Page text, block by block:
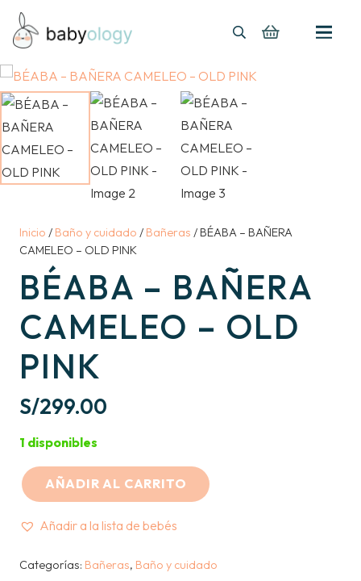
Inicio / Baño y cuidado / Bañeras / BÉABA – BAÑERA
CAMELEO – OLD PINK
BÉABA – BAÑERA
CAMELEO – OLD
PINK
S/299.00
1 disponibles
BÉABA
CAMELEO
AÑADIR AL CARRITO
Añadir a la lista de bebés
Categorías: Bañeras, Baño y cuidado